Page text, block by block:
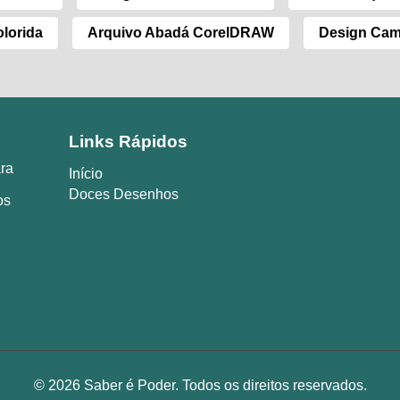
Arquivo Abadá CorelDRAW Design
Links Rápidos
Início
Doces Desenhos
© 2026 Saber é Poder. Todos os direitos reservados.